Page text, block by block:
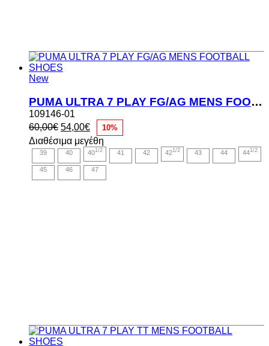
New
PUMA ULTRA 7 PLAY FG/AG MENS FOOTBALL SHOES
109146-01
60,00€ Original
price
was:
60,00€.
54,00€Η
τρέχουσα
τιμή
είναι:
54,00€.
10%
Διαθέσιμα μεγέθη
39 40 401/2 41 42 421/2 43 44 441/2
45 46 47